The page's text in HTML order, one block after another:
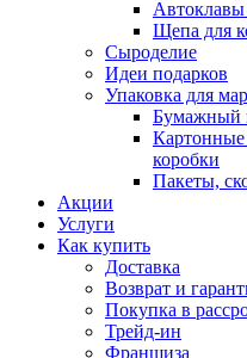
Щепа для
Сыроделие
Идеи подарков
Упаковка для
Бумажный
Картонные
коробки
Пакеты,
Акции
Услуги
Как купить
Доставка
Возврат и
Покупка в
Трейд-ин
Франшиза